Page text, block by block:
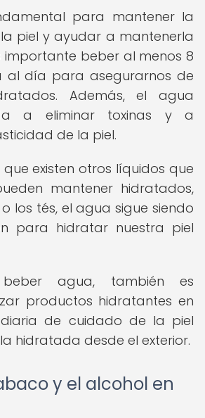
para mantener la
piel y ayudar a mantenerla
importante beber al menos 8
al día para asegurarnos de
Además, el agua
a eliminar toxinas y a
de la piel.
que existen otros líquidos que
mantener hidratados,
los tés, el agua sigue siendo
para hidratar nuestra piel
agua, también es
productos hidratantes en
de cuidado de la piel
hidratada desde el exterior.
y el alcohol en